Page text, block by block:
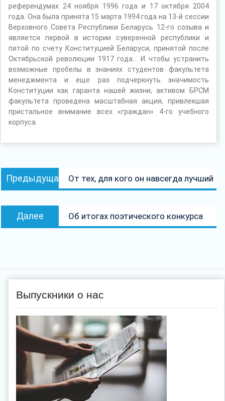
референдумах 24 ноября 1996 года и 17 октября 2004
года. Она была принята 15 марта 1994 года на 13-й сессии
Верховного Совета Республики Беларусь 12-го созыва и
является первой в истории суверенной республики и
пятой по счету Конституцией Беларуси, принятой после
Октябрьской революции 1917 года… И чтобы устранить
возможные пробелы в знаниях студентов факультета
менеджмента и еще раз подчеркнуть значимость
Конституции как гаранта нашей жизни, активом БРСМ
факультета проведена масштабная акция, привлекшая
пристальное внимание всех «граждан» 4-го учебного
корпуса.
Навигация
по
Предыдущая
запись:
От тех, для кого он навсегда лучший
Далее
Следующая
запись:
Об итогах поэтического конкурса
Выпускники о нас